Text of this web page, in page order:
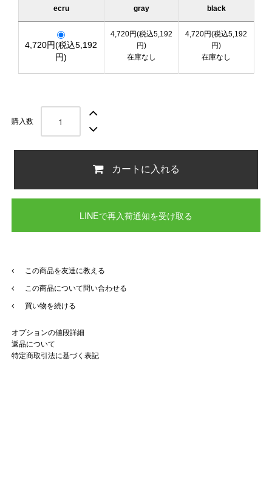
ecru gray black
4,720円(税込5,192
円)
4,720円(税込5,192
円)
在庫なし
4,720円(税込5,192
円)
在庫なし
購入数
カートに入れる
LINEで再入荷通知を受け取る
この商品を友達に教える
この商品について問い合わせる
買い物を続ける
オプションの値段詳細
返品について
特定商取引法に基づく表記